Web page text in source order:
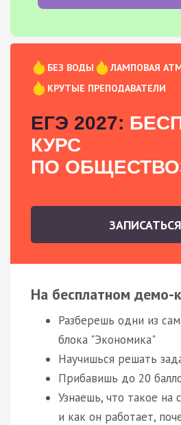
БЕЗ ВОДЫ
ЛАМПОВАЯ
КРУТЫЕ ПРЕПОДАВАТЕЛИ
ЕГЭ 2027:
КУРС
ПО
ЗАПИСАТЬСЯ
На бесплатном демо-
Разберешь одни из
блока "Экономика"
Научишься решать
Прибавишь до 20
Узнаешь, что такое
и как он работает,